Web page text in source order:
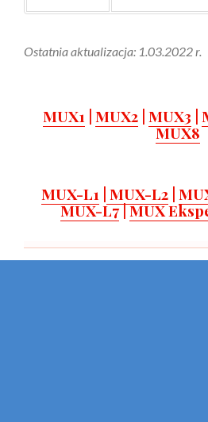
Ostatnia aktualizacja: 1.03.2022 r.
MUX1 MUX2 MUX3
MUX8
MUX-L1 MUX-L2|
MUX-L7|MUX